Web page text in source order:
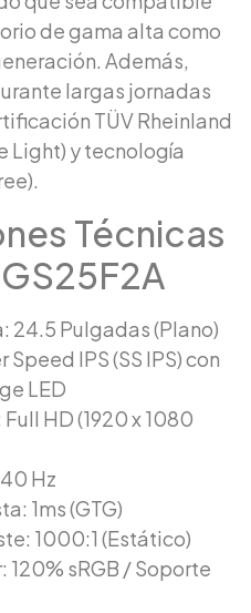
de gama alta como
Además,
largas jornadas
TÜV Rheinland
Light) y tecnología
Técnicas
24.5 Pulgadas (Plano)
IPS (SS IPS) con
LED
HD (1920 x 1080
Hz
1ms (GTG)
1000:1 (Estático)
120% sRGB / Soporte